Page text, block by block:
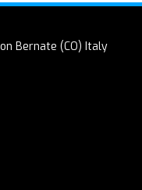
Bernate (CO) Italy